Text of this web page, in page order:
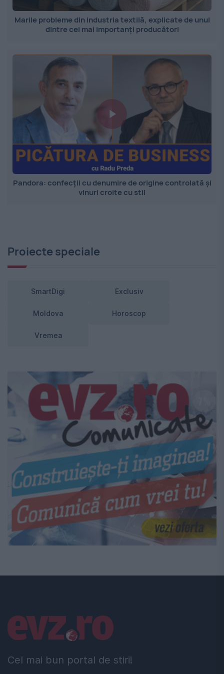
Marile probleme din industria textilă, explicate de unul
dintre cei mai importanți producători
Pandora: confecții cu denumire de origine controlată și
vinuri croite cu stil
Proiecte speciale
SmartDigi Exclusiv
Moldova Horoscop
Vremea
Cel mai bun portal de stiri!
Linkuri utile